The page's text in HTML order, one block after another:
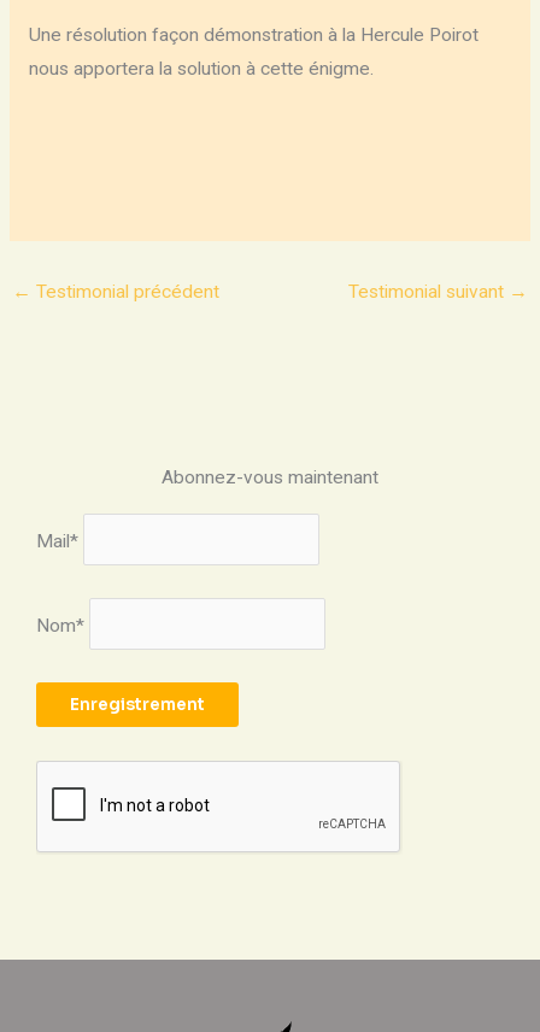
Une résolution façon démonstration à la Hercule Poirot
nous apportera la solution à cette énigme.
← Testimonial précédent Testimonial suivant →
Abonnez-vous maintenant
Mail*
Nom*